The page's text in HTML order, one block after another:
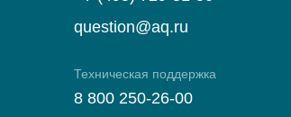
question@aq.ru
Техническая поддержка
8 800 250-26-00